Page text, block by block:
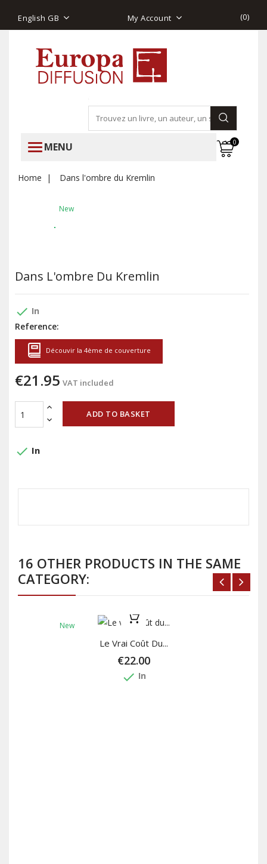
English GB My Account (0)
MENU 0
Home Dans l'ombre du Kremlin
New
Dans L'ombre Du Kremlin
done In
Reference:
Découvir la 4ème de couverture
€21.95 VAT included
ADD TO BASKET
done In
16 OTHER PRODUCTS IN THE SAME
CATEGORY:
New
Le Vrai Coût Du...
€22.00
done In